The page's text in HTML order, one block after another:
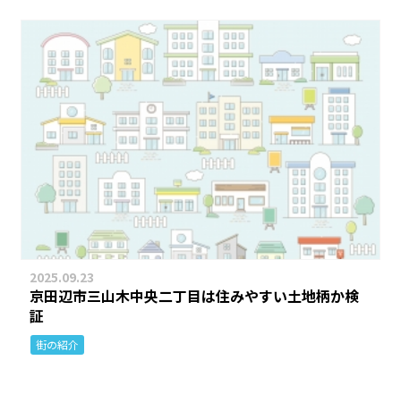
2025.09.23
京田辺市三山木中央二丁目は住みやすい土地柄か検
証
街の紹介